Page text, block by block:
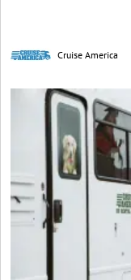
Cruise America